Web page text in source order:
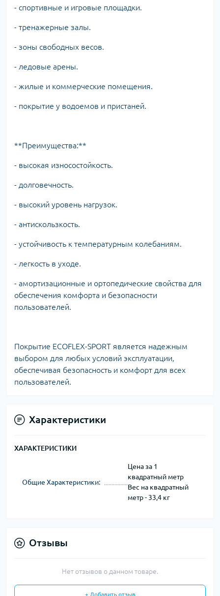
- спортивные и игровые площадки.
- тренажерные залы.
- зоны свободных весов.
- ледовые арены.
- жилые и коммерческие помещения.
- покрытие у водоемов и пристаней.
**Преимущества:**
- высокая износостойкость.
- долговечность.
- высокий уровень нагрузок.
- антискользкость.
- устойчивость к температурным колебаниям.
- легкость в уходе.
- амортизационные и ортопедические свойства для
обеспечения комфорта и безопасности
пользователей.
Покрытие ECOFLEX-SPORT является надежным
выбором для любых условий эксплуатации,
обеспечивая безопасность и комфорт для всех
пользователей.
Характеристики
ХАРАКТЕРИСТИКИ
Общие Характеристики:
Цена за 1
квадратный метр
Вес на квадратный
метр - 33,4 кг
Отзывы
Нет отзывов о данном товаре.
+ Добавить отзыв